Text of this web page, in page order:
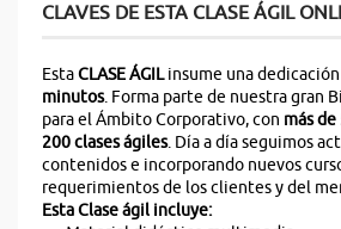
CLAVES DE ESTA CLASE ÁGIL
EstaCLASE ÁGILinsume una dedicación
minutos. Forma parte de nuestra gran
para el Ámbito Corporativo, con más
200 clases ágiles. Día a día seguimos
contenidos e incorporando nuevos
requerimientos de los clientes y del
Esta Clase ágil incluye: